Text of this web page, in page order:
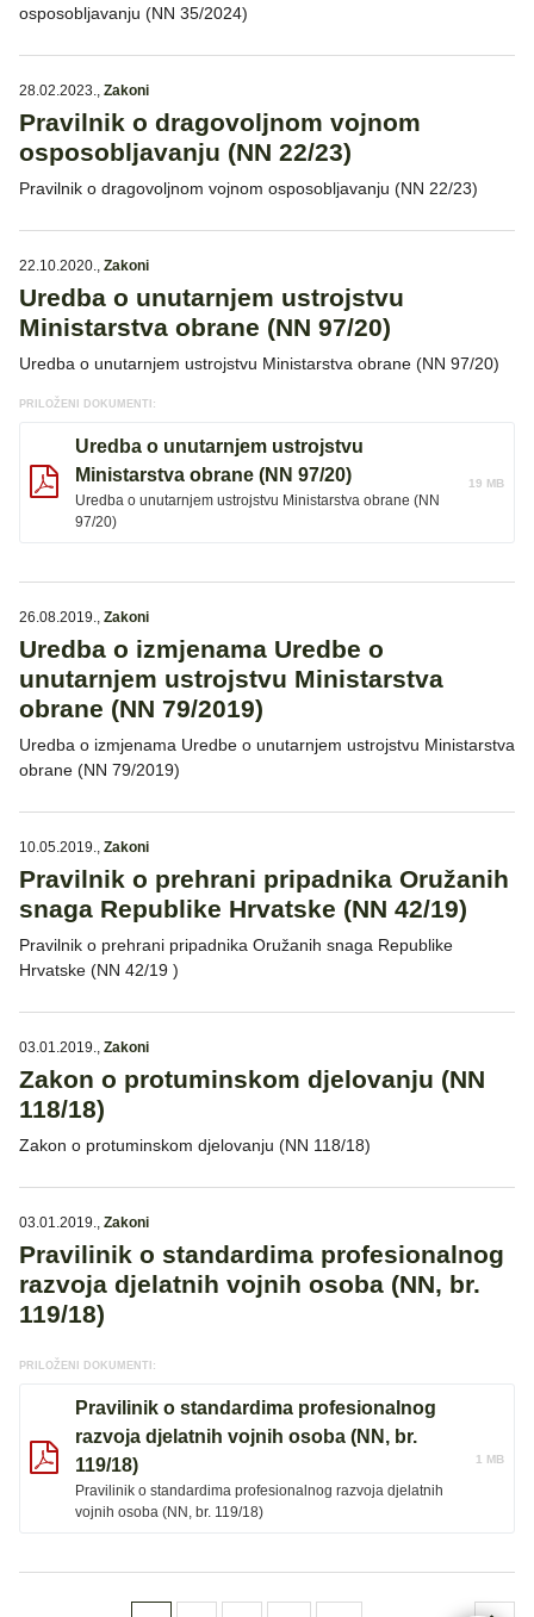
osposobljavanju (NN 35/2024)
28.02.2023., Zakoni
Pravilnik o dragovoljnom vojnom
osposobljavanju (NN 22/23)
Pravilnik o dragovoljnom vojnom osposobljavanju (NN 22/23)
22.10.2020., Zakoni
Uredba o unutarnjem ustrojstvu
Ministarstva obrane (NN 97/20)
Uredba o unutarnjem ustrojstvu Ministarstva obrane (NN 97/20)
PRILOŽENI DOKUMENTI:
Uredba o unutarnjem ustrojstvu
Ministarstva obrane (NN 97/20)
Uredba o unutarnjem ustrojstvu Ministarstva obrane (NN
97/20)
19 MB
26.08.2019., Zakoni
Uredba o izmjenama Uredbe o
unutarnjem ustrojstvu Ministarstva
obrane (NN 79/2019)
Uredba o izmjenama Uredbe o unutarnjem ustrojstvu Ministarstva
obrane (NN 79/2019)
10.05.2019., Zakoni
Pravilnik o prehrani pripadnika Oružanih
snaga Republike Hrvatske (NN 42/19)
Pravilnik o prehrani pripadnika Oružanih snaga Republike
Hrvatske (NN 42/19 )
03.01.2019., Zakoni
Zakon o protuminskom djelovanju (NN
118/18)
Zakon o protuminskom djelovanju (NN 118/18)
03.01.2019., Zakoni
Pravilinik o standardima profesionalnog
razvoja djelatnih vojnih osoba (NN, br.
119/18)
PRILOŽENI DOKUMENTI:
Pravilinik o standardima profesionalnog
razvoja djelatnih vojnih osoba (NN, br.
119/18)
Pravilinik o standardima profesionalnog razvoja djelatnih
vojnih osoba (NN, br. 119/18)
1 MB